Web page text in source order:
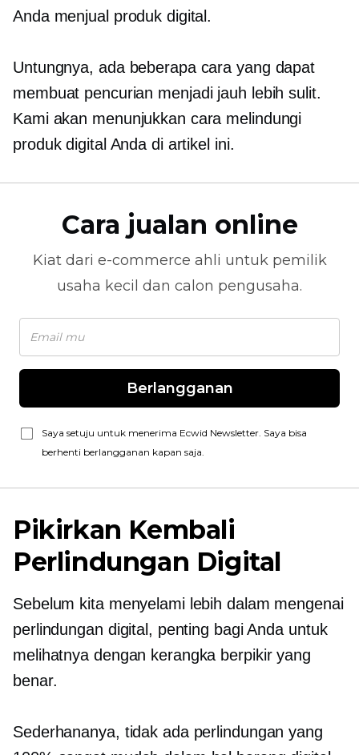
Anda menjual produk digital.
Untungnya, ada beberapa cara yang dapat
membuat pencurian menjadi jauh lebih sulit.
Kami akan menunjukkan cara melindungi
produk digital Anda di artikel ini.
Cara jualan online
Kiat dari e-commerce ahli untuk pemilik
usaha kecil dan calon pengusaha.
Berlangganan
Saya setuju untuk menerima Ecwid Newsletter. Saya bisa
berhenti berlangganan kapan saja.
Pikirkan Kembali
Perlindungan Digital
Sebelum kita menyelami lebih dalam mengenai
perlindungan digital, penting bagi Anda untuk
melihatnya dengan kerangka berpikir yang
benar.
Sederhananya, tidak ada perlindungan yang